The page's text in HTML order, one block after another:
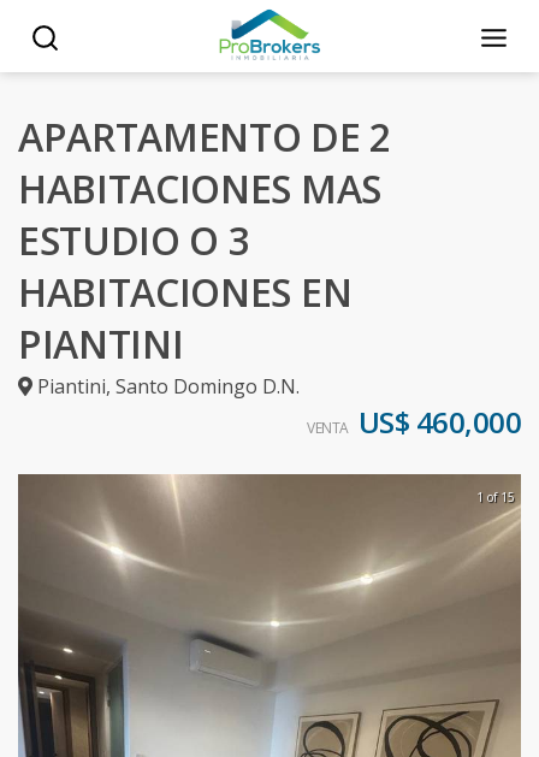
APARTAMENTO DE 2
HABITACIONES MAS
ESTUDIO O 3
HABITACIONES EN
PIANTINI
Piantini, Santo Domingo D.N.
VENTA US$ 460,000
1 of 15